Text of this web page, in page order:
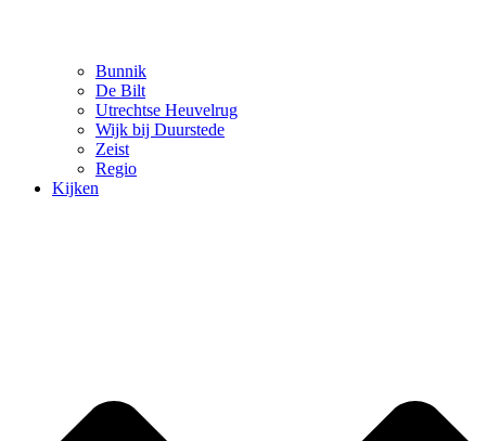
Bunnik
De Bilt
Utrechtse Heuvelrug
Wijk bij Duurstede
Zeist
Regio
Kijken